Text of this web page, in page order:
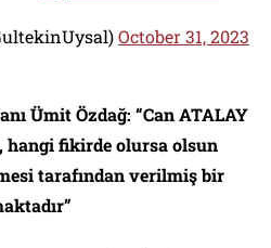
October 31, 2023
Ümit Özdağ: “Can ATALAY
hangi fikirde olursa olsun
tarafından verilmiş bir